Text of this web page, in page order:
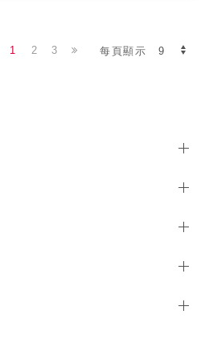
每頁顯示
1 2 3